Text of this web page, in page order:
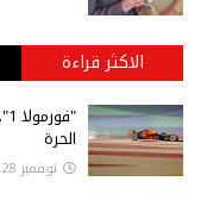
الاكثر قراءة
الحرة
نوفمبر 28, 2020